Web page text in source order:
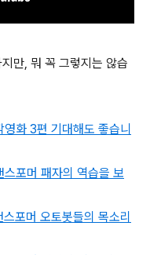
만, 뭐 꼭 그렇지는 않습
화 3편 기대해도 좋습니
포머 패자의 역습을 보
포머 오토봇들의 목소리